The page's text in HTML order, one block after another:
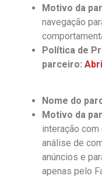
Motivo da
navegação
Política de
parceiro:
Nome do
Motivo da
interação
análise de
anúncios e
apenas pelo